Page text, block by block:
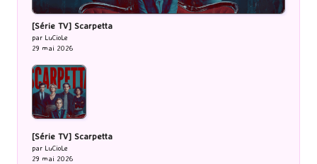
[Série TV] Scarpetta
par LuCioLe
29 mai 2026
[Série TV] Scarpetta
par LuCioLe
29 mai 2026